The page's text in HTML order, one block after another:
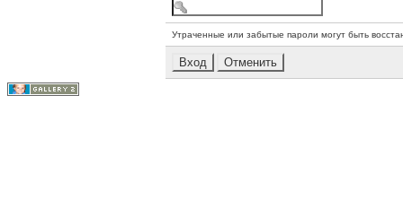
Утраченные или забытые пароли могут быть